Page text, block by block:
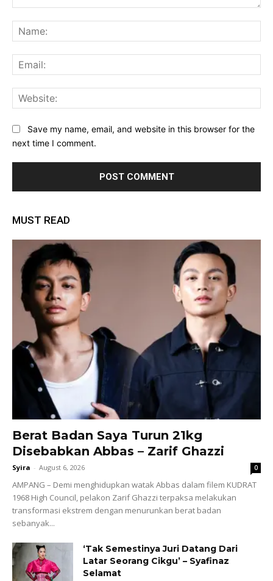
Save my name, email, and website in this browser for the
next time I comment.
MUST READ
Berat Badan Saya Turun 21kg
Disebabkan Abbas – Zarif Ghazzi
Syira - August 6, 2026 0
AMPANG – Demi menghidupkan watak Abbas dalam filem KUDRAT
1968 High Council, pelakon Zarif Ghazzi terpaksa melakukan
transformasi ekstrem dengan menurunkan berat badan
sebanyak...
‘Tak Semestinya Juri Datang Dari
Latar Seorang Cikgu’ – Syafinaz
Selamat